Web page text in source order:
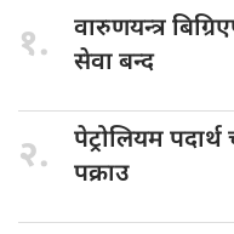
१. वारुणयन्त्र
सेवा बन्द
२. पेट्रोलियम पदार्थ
पक्राउ